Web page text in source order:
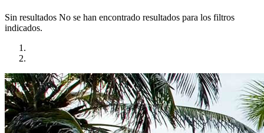
Sin resultados No se han encontrado resultados para los filtros
indicados.